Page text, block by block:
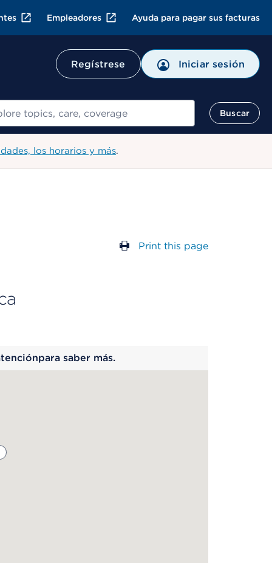
Empleadores Ayuda para pagar sus facturas
Regístrese Iniciar sesión
Buscar
los horarios y más.
Print this page
saber más.